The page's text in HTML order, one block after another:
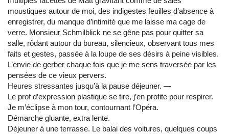
moustiques autour de moi, des indigestes feuilles d’absence à
enregistrer, du manque d’intimité que me laisse ma cage de
verre. Monsieur Schmilblick ne se gêne pas pour quitter sa
salle, rôdant autour du bureau, silencieux, observant tous mes
faits et gestes, passée à la loupe de ses désirs à peine visibles.
L’envie de gerber chaque fois que je me sens traversée par les
pensées de ce vieux pervers.
Heures stressantes jusqu’à la pause déjeuner. ―
Le prof d’expression plastique se tire, j’en profite pour respirer.
Je m’éclipse à mon tour, contournant l’Opéra.
Démarche gluante, extra lente.
Déjeuner à une terrasse. Le balai des voitures, quelques coups